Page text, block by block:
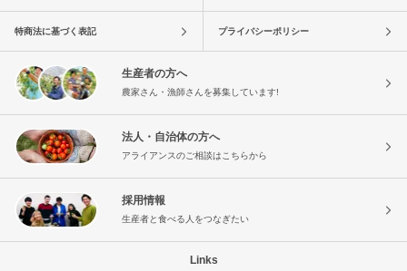
特商法に基づく表記 プライバシーポリシー
生産者の方へ
農家さん・漁師さんを募集しています!
法人・自治体の方へ
アライアンスのご相談はこちらから
採用情報
生産者と食べる人をつなぎたい
Links